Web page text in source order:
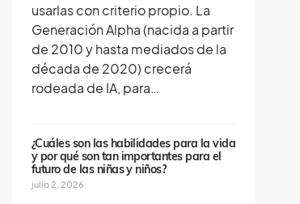
usarlas con criterio propio. La
Generación Alpha (nacida a partir
de 2010 y hasta mediados de la
década de 2020) crecerá
rodeada de IA, para…
¿Cuáles son las habilidades para la vida
y por qué son tan importantes para el
futuro de las niñas y niños?
julio 2, 2026